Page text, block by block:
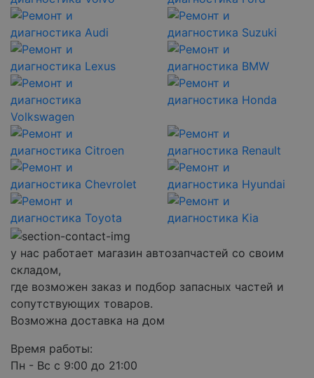
у нас работает магазин автозапчастей со своим
складом,
где возможен заказ и подбор запасных частей и
сопутствующих товаров.
Возможна доставка на дом
Время работы:
Пн - Вс с 9:00 до 21:00